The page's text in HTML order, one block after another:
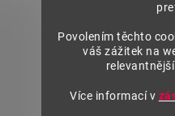
Povolením těchto
váš zážitek na
Více informací v